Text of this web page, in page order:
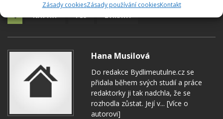
Zásady cookiesZásady používání cookiesKontakt
NÁVYKY PES ZVÍŘATA
Hana Musilová
Do redakce Bydlimeutulne.cz se
přidala během svých studií a práce
redaktorky ji tak nadchla, že se
rozhodla zůstat. Její v... [Více o
autorovi]